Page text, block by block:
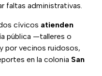
faltas administrativas.
cívicos atienden
pública —talleres o
por vecinos ruidosos,
en la colonia San